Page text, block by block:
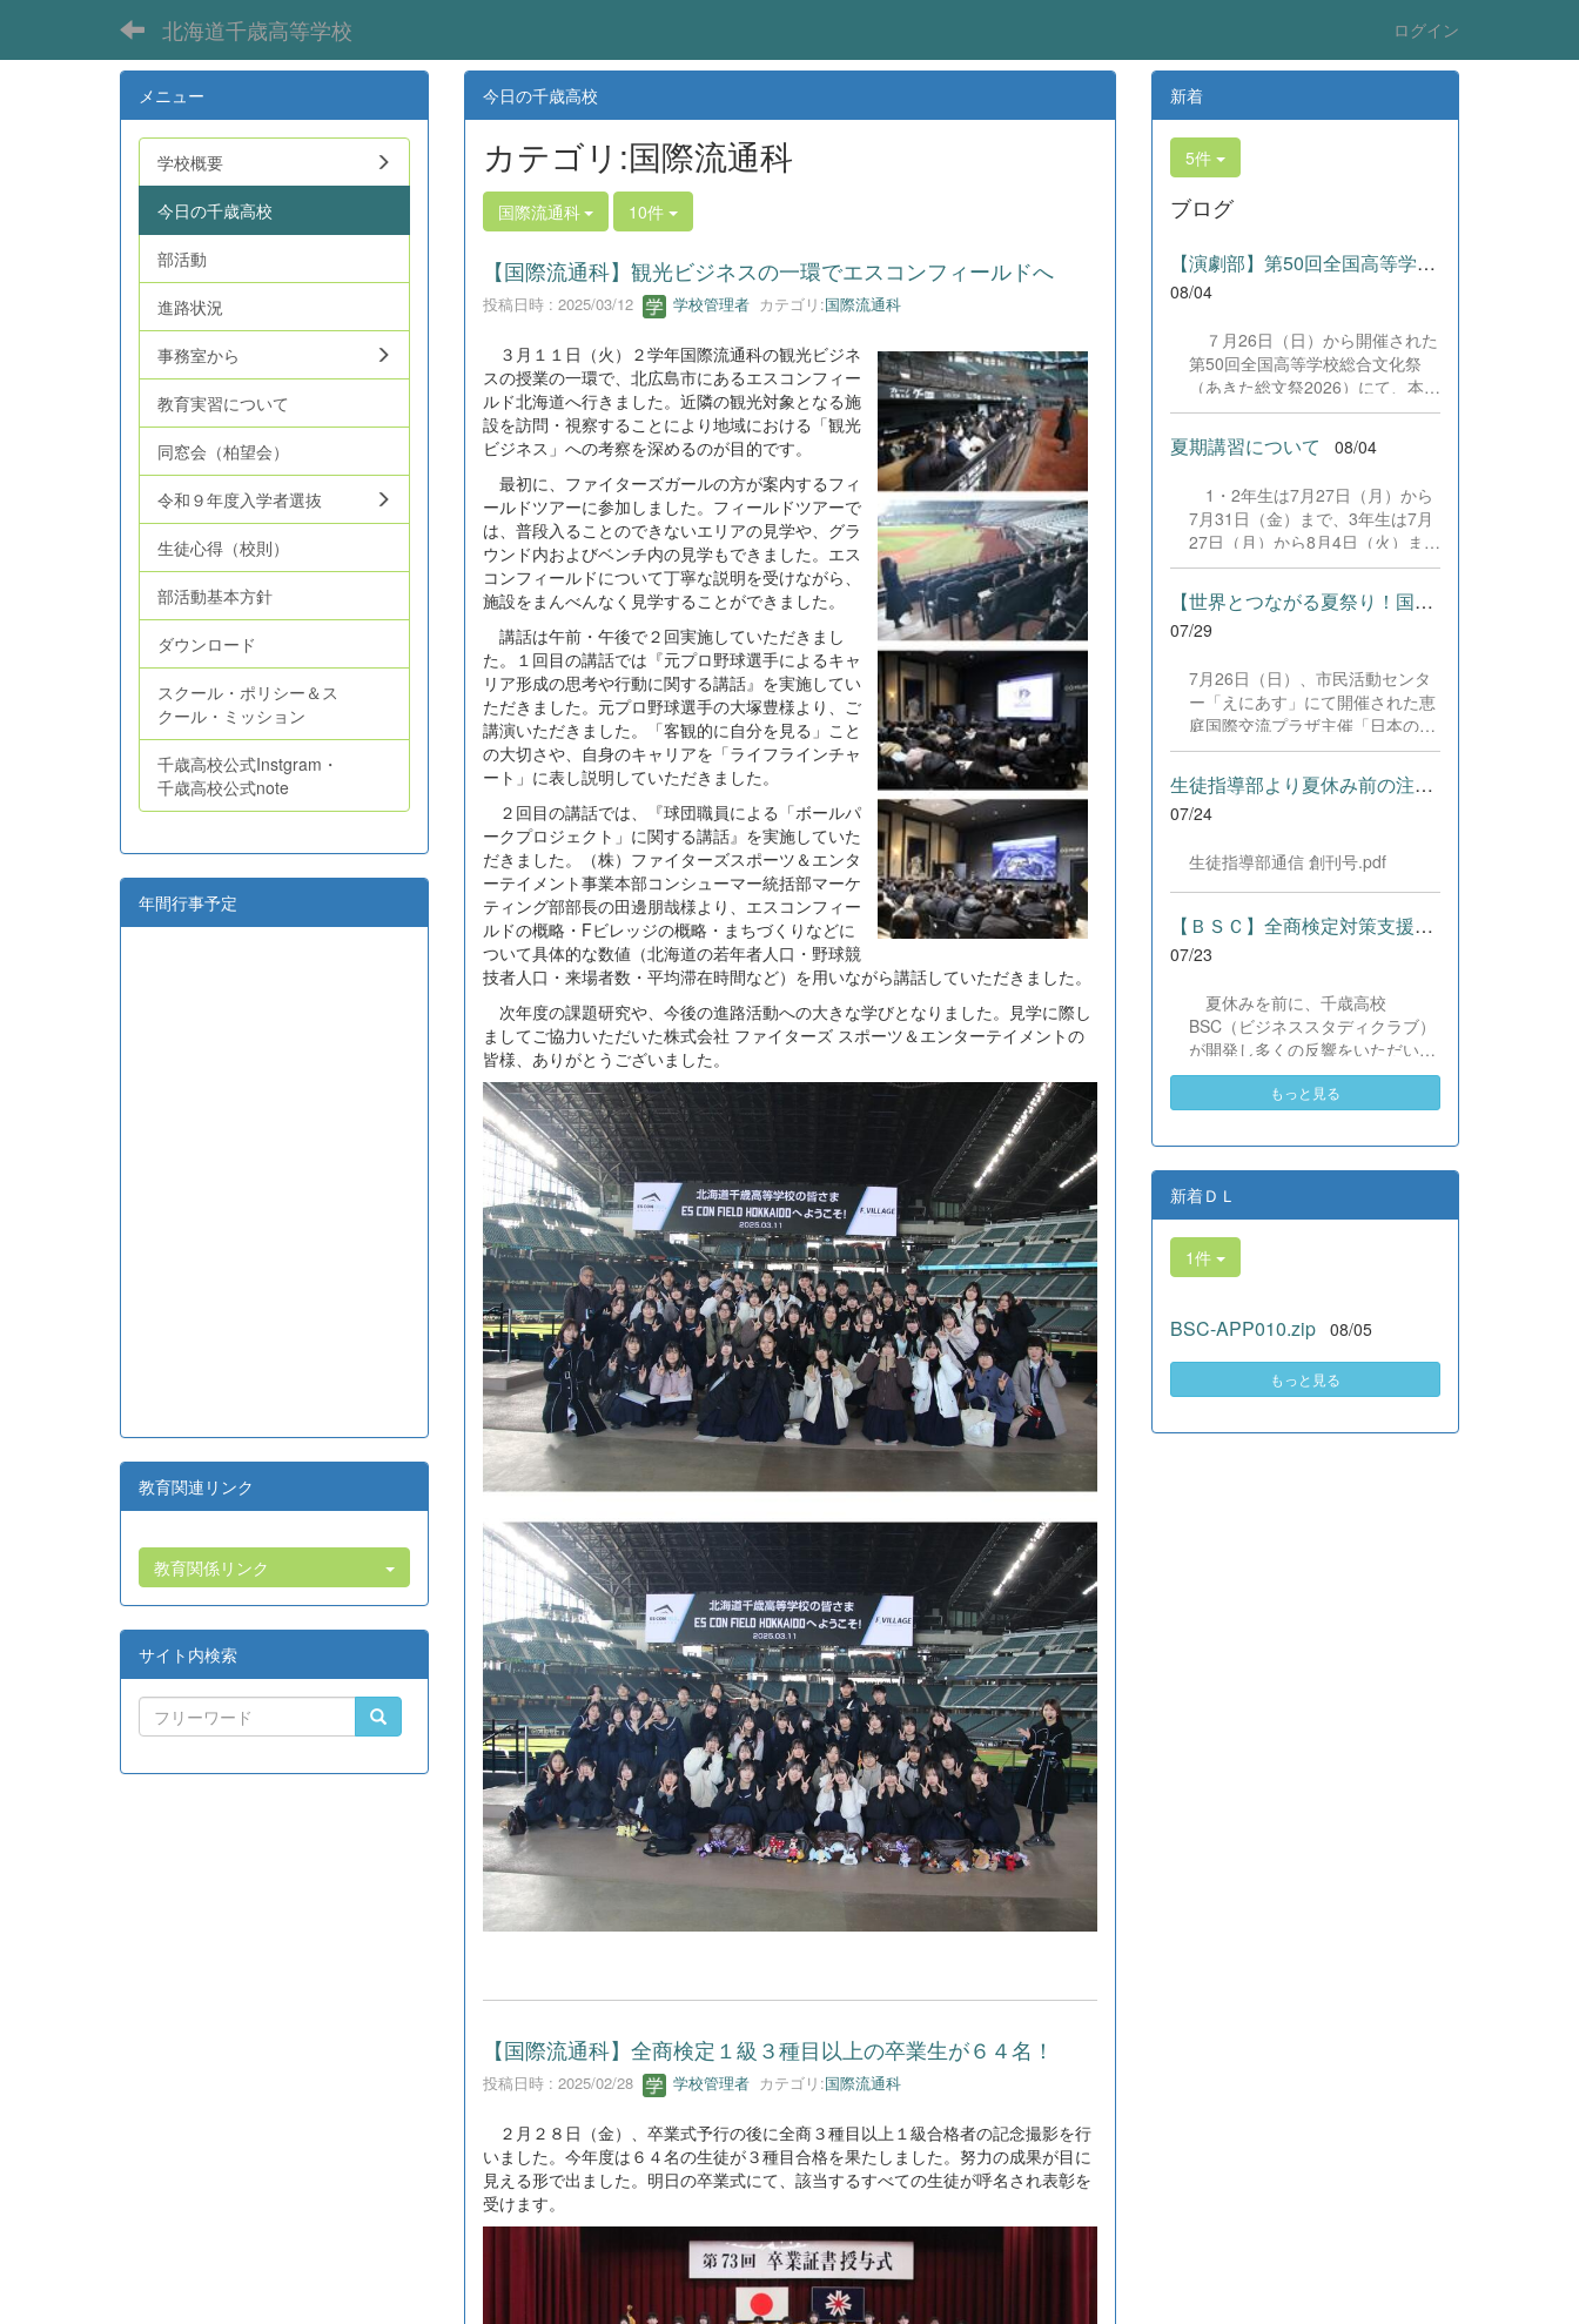
北海道千歳高等学校 ログイン
今日の千歳高校
カテゴリ:国際流通科
国際流通科 10件
【国際流通科】観光ビジネスの一環でエスコンフィールドへ
投稿日時 : 2025/03/12 学校管理者カテゴリ:国際流通科
３月１１日（火）２学年国際流通科の観光ビジネ
スの授業の一環で、北広島市にあるエスコンフィー
ルド北海道へ行きました。近隣の観光対象となる施
設を訪問・視察することにより地域における「観光
ビジネス」への考察を深めるのが目的です。
最初に、ファイターズガールの方が案内するフィ
ールドツアーに参加しました。フィールドツアーで
は、普段入ることのできないエリアの見学や、グラ
ウンド内およびベンチ内の見学もできました。エス
コンフィールドについて丁寧な説明を受けながら、
施設をまんべんなく見学することができました。
講話は午前・午後で２回実施していただきまし
た。１回目の講話では『元プロ野球選手によるキャ
リア形成の思考や行動に関する講話』を実施してい
ただきました。元プロ野球選手の大塚豊様より、ご
講演いただきました。「客観的に自分を見る」こと
の大切さや、自身のキャリアを「ライフラインチャ
ート」に表し説明していただきました。
２回目の講話では、『球団職員による「ボールパ
ークプロジェクト」に関する講話』を実施していた
だきました。（株）ファイターズスポーツ＆エンタ
ーテイメント事業本部コンシューマー統括部マーケ
ティング部部長の田邊朋哉様より、エスコンフィー
ルドの概略・Fビレッジの概略・まちづくりなどに
ついて具体的な数値（北海道の若年者人口・野球競
技者人口・来場者数・平均滞在時間など）を用いながら講話していただきました。
次年度の課題研究や、今後の進路活動への大きな学びとなりました。見学に際し
ましてご協力いただいた株式会社 ファイターズ スポーツ＆エンターテイメントの
皆様、ありがとうございました。
【国際流通科】全商検定１級３種目以上の卒業生が６４名！
投稿日時 : 2025/02/28 学校管理者カテゴリ:国際流通科
２月２８日（金）、卒業式予行の後に全商３種目以上１級合格者の記念撮影を行
いました。今年度は６４名の生徒が３種目合格を果たしました。努力の成果が目に
見える形で出ました。明日の卒業式にて、該当するすべての生徒が呼名され表彰を
受けます。
メニュー
学校概要
今日の千歳高校
部活動
進路状況
事務室から
教育実習について
同窓会（柏望会）
令和９年度入学者選抜
生徒心得（校則）
部活動基本方針
ダウンロード
スクール・ポリシー＆ス
クール・ミッション
千歳高校公式Instgram・
千歳高校公式note
年間行事予定
教育関連リンク
教育関係リンク
サイト内検索
新着
5件
ブログ
【演劇部】第50回全国高等学校総合文化祭にて受賞!
08/04
７月26日（日）から開催された
第50回全国高等学校総合文化祭
（あきた総文祭2026）にて、本校
演劇部が「優良賞」及び「舞台美
術賞」を受賞いたしました。大会
当日は、本校の部員たちもこれま
分に発揮し、堂々と舞台に立ちま
した。緊張感のある全国の舞台に
おいて、一人一人が役割を果た
し、心を込めた演技と表現を披露
することができました。 また、
今回の全国大会出場にあたり、多
ました企業の皆様、ならびに心温
まるご寄付や温かいご声援を寄せ
てくださった地域の皆様方に、心
より感謝申し上げます。皆様から
な励みとなり、全国の舞台で最高
のパフォーマンスと演技を届ける
糧に、さらに表現力に磨きをか
ぬご声援をよろしくお願いいたし
夏期講習について 08/04
1・2年生は7月27日（月）から
7月31日（金）まで、3年生は7月
27日（月）から8月4日（火）まで
の日程で、それぞれ学習に取り組
みました。多くの生徒が意欲的に
参加し、これまでの学習内容の復
習や発展的な内容、受験に向けた
られました。夏期講習で身に付け
た学習習慣や知識を、今後の学校
生活や学習に生かし、一人一人が
さらなる成長につなげてくれるこ
とを期待しています。 &nbsp;
【世界とつながる夏祭り！国際教養科の生徒が多文化共生ボランテ...
07/29
7月26日（日）、市民活動センタ
ー「えにあす」にて開催された恵
庭国際交流プラザ主催「日本の夏
祭り体験」に、本校国際教養科の
生徒6名がボランティアとして参
加しました！ 会場にはウクライ
ナ、ネパール、アフガニスタンな
ヨー釣りや綿あめ、盆踊りなどを
満喫。浴衣姿でイベントを彩った
1年生や、経験を生かして頼もし
く場を仕切る3年生など、生徒た
ちは言葉や国境を超えて笑顔で交
は、「国籍や年齢を問わず笑顔で
寄り添い、自分で考えて動く姿が
素晴らしい。異文化理解のマイン
ドが自然と身についている」と、
賞賛の声をいただきました！ 教室
う広いフィールドで本領を発揮す
る教養科生たち。多文化共生社会
を引っ張る頼もしい姿に、誇らし
さでいっぱいです。 教養科生、ど
んどん外へ飛び出そう！ その温か
い心と行動力を磨き、世界を笑顔
生徒指導部より夏休み前の注意事項
07/24
生徒指導部通信 創刊号.pdf
【ＢＳＣ】全商検定対策支援ポータルサイト「Compath（コンパス）...
07/23
夏休みを前に、千歳高校
BSC（ビジネススタディクラブ）
が開発し多くの反響をいただいて
いる、全商検定合格支援ポータル
サイト『Compath（コンパス）』
ました。 今回もユーザーの皆様
からいただいたアンケートのご意
見をもとに、BSC部員のプログラ
ミングチームがデバッグ（不具合
修正）から新機能の実装までを行
いました。今回のアップデートで
は、ビジネス計算・簿記・ビジネ
務分析・ビジネスコミュニケーシ
の更新プログラムを一挙にリリー
スしました。 具体的には、各検
もっと見る
新着ＤＬ
1件
BSC-APP010.zip 08/05
もっと見る